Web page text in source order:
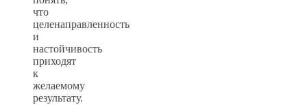
что
целенаправленность
и
настойчивость
приходят
к
желаемому
результату.